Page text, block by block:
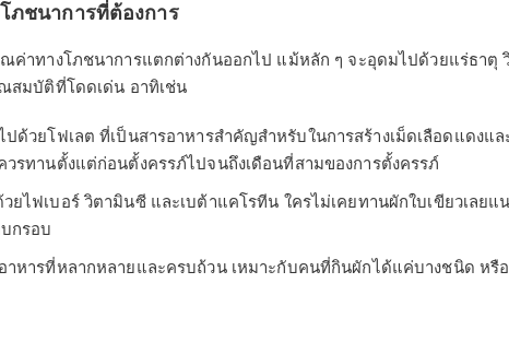
ภชนาการที่ต้องการ
ค่าทางโภชนาการแตกต่างกันออกไป แม้หลัก ๆ จะอุดมไปด้วยแร่ธาตุ
สมบัติที่โดดเด่น อาทิเช่น
ด้วยโฟเลต ที่เป็นสารอาหารสำคัญสำหรับในการสร้างเม็ดเลือดแดงแ
วรทานตั้งแต่ก่อนตั้งครรภ์ไปจนถึงเดือนที่สามของการตั้งครรภ์
ยไฟเบอร์ วิตามินซี และเบต้าแคโรทีน ใครไม่เคยทานผักใบเขียวเลยแ
กรอบ
าหารที่หลากหลายและครบถ้วน เหมาะกับคนที่กินผักได้แค่บางชนิด หรื